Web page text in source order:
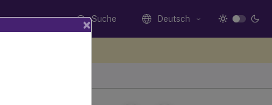
Suche Deutsch
×